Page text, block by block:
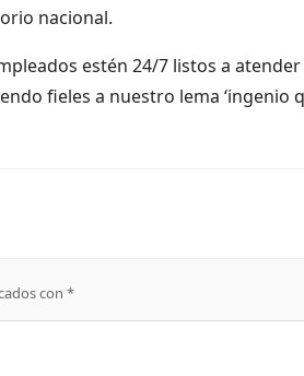
nacional.
estén 24/7 listos a atender
fieles a nuestro lema ‘ingenio
con *